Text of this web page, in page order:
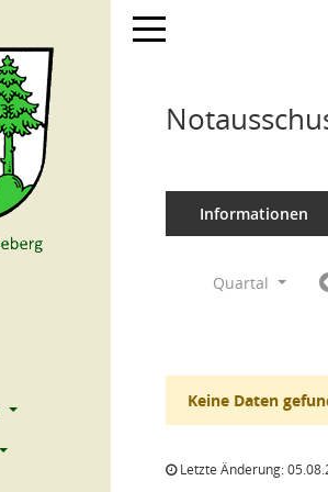
Toggle navigation
Informationen
Quartal
Keine Daten
Letzte Änderung: